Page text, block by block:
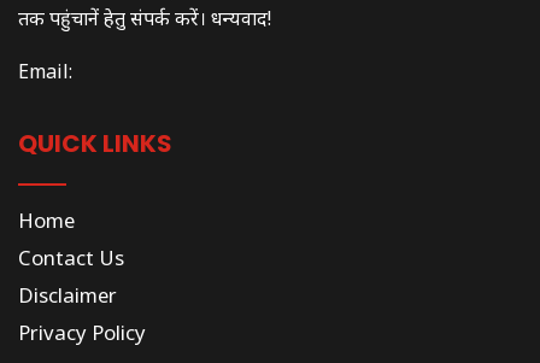
तक पहुंचानें हेतु संपर्क करें। धन्यवाद!
Email:
QUICK LINKS
Home
Contact Us
Disclaimer
Privacy Policy